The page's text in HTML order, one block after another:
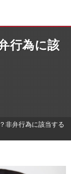
行為に該
非弁行為に該当する